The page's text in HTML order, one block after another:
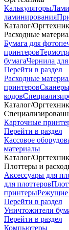
Калькуляторы
ламинирования
Каталог/
Расходные
Бумага для
принтеров
бумагаЧернила
Перейти в раздел
Расходные
принтеровСканеры
кодов
Каталог/
Карточные
Перейти в раздел
Кассовое
материалы
Каталог/
Плоттеры и
Аксессуары для
для плоттеров
принтерыРежущие
Перейти в раздел
Уничтожители
Перейти в раздел
Компьютеры